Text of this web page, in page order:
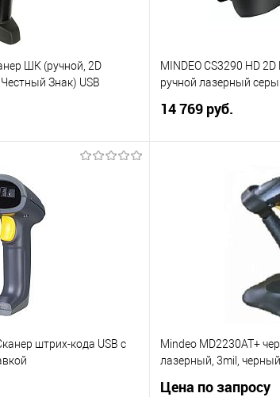
ШК (ручной, 2D
Знак) USB
Сравнение
MINDEO CS3290 HD
ручной лазерный
14 769 руб.
Купить в 1 клик
штрих-кода USB с
Mindeo MD2230AT+
лазерный, 3mil,
Цена по запросу